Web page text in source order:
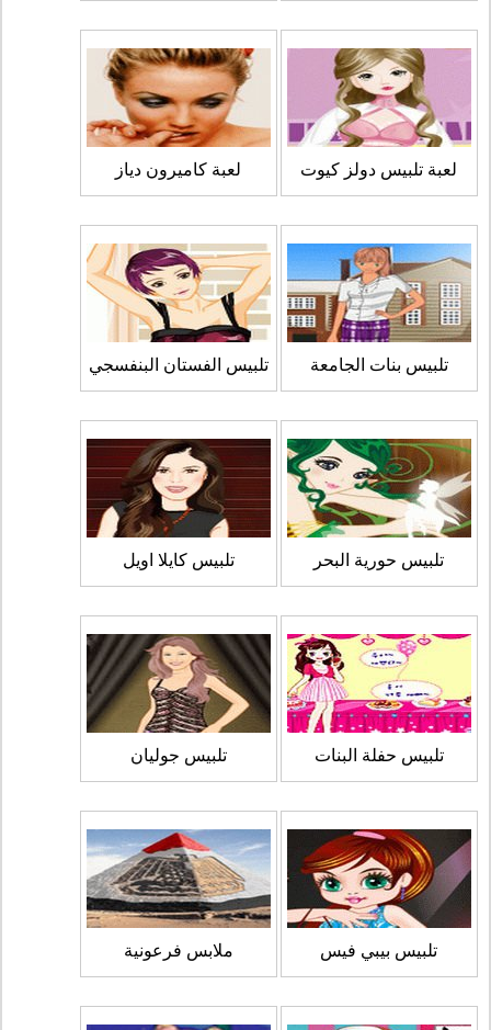
لعبة تلبيس دولز كيوت لعبة كاميرون دياز
تلبيس بنات الجامعة تلبيس الفستان البنفسجي
تلبيس حورية البحر تلبيس كايلا اويل
تلبيس حفلة البنات تلبيس جوليان
تلبيس بيبي فيس ملابس فرعونية